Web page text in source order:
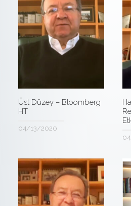
Üst Düzey – Bloomberg
HT
04/13/2020